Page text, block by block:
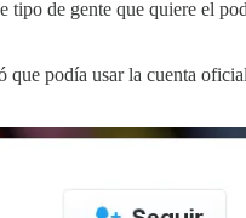
tipo de gente que quiere el
que podía usar la cuenta